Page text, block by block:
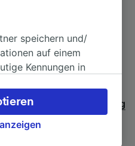
Saarbrücken
Dann bitte
Duisburg Hbf nach
mit dem Zug fahren,
Hbf bis Duisburg
speichern und/
auf einem
Kennungen in
Präferenzen
einschließlich
bei berechtigtem